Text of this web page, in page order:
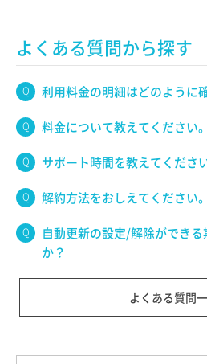
よくある質問から探す
利用料金の明細はどのように
料金について教えてください。
サポート時間を教えてください
解約方法をおしえてください。
自動更新の設定/解除ができ
か？
よくある質問